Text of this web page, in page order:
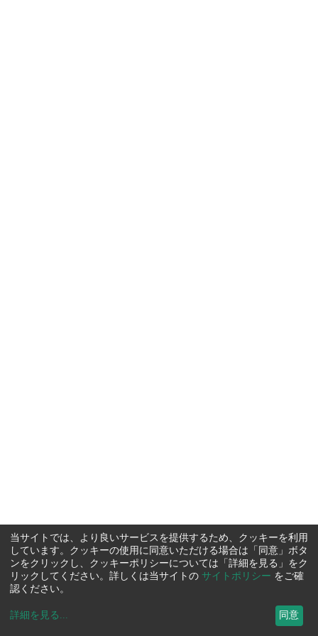
当サイトでは、より良いサービスを提供するため、クッキーを利用
しています。クッキーの使用に同意いただける場合は「同意」ボタ
ンをクリックし、クッキーポリシーについては「詳細を見る」をク
リックしてください。詳しくは当サイトの サイトポリシー をご確
認ください。
詳細を見る ... 同意